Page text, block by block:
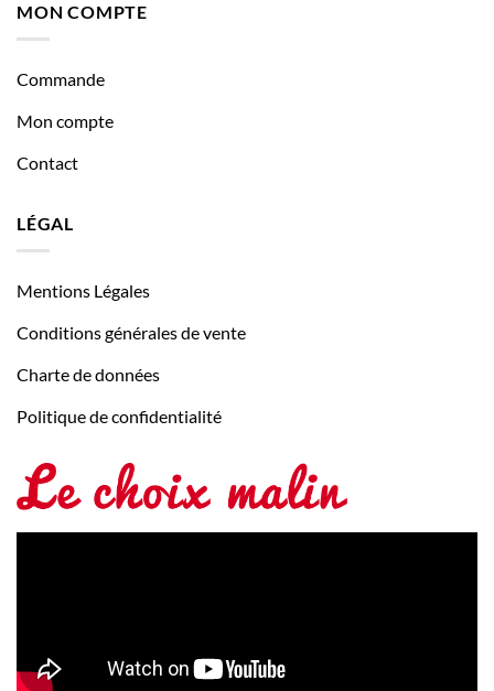
MON COMPTE
Commande
Mon compte
Contact
LÉGAL
Mentions Légales
Conditions générales de vente
Charte de données
Politique de confidentialité